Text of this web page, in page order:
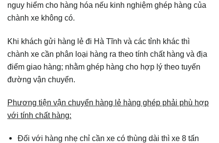
nguy hiểm cho hàng hóa nếu kinh nghiệm ghép hàng của
chành xe không có.
Khi khách gửi hàng lẻ đi Hà Tĩnh và các tỉnh khác thì
chành xe cần phân loại hàng ra theo tính chất hàng và địa
điểm giao hàng; nhằm ghép hàng cho hợp lý theo tuyến
đường vận chuyển.
Phương tiện vận chuyển hàng lẻ hàng ghép phải phù hợp
với tính chất hàng:
Đối với hàng nhẹ chỉ cần xe có thùng dài thì xe 8 tấn